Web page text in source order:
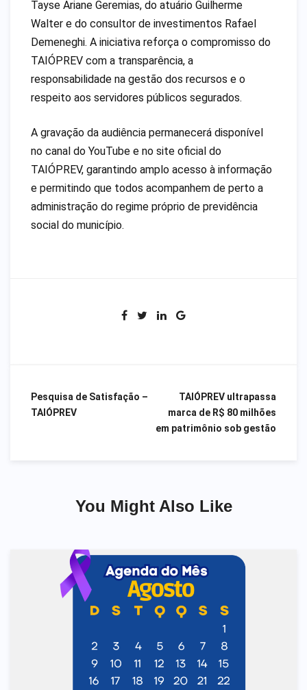
Tayse Ariane Geremias, do atuário Guilherme
Walter e do consultor de investimentos Rafael
Demeneghi. A iniciativa reforça o compromisso do
TAIÓPREV com a transparência, a
responsabilidade na gestão dos recursos e o
respeito aos servidores públicos segurados.
A gravação da audiência permanecerá disponível
no canal do YouTube e no site oficial do
TAIÓPREV, garantindo amplo acesso à informação
e permitindo que todos acompanhem de perto a
administração do regime próprio de previdência
social do município.
Navegação
Pesquisa de Satisfação –
TAIÓPREV
TAIÓPREV ultrapassa
marca de R$ 80 milhões
em patrimônio sob gestão
You Might Also Like